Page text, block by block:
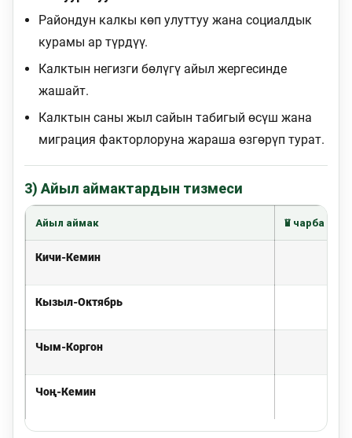
Райондун калкы көп улуттуу жана социалдык
курамы ар түрдүү.
Калктын негизги бөлүгү айыл жергесинде
жашайт.
Калктын саны жыл сайын табигый өсүш жана
миграция факторлоруна жараша өзгөрүп турат.
3) Айыл аймактардын тизмеси
Айыл аймак Үй чарба
Кичи-Кемин
Кызыл-Октябрь
Чым-Коргон
Чоң-Кемин